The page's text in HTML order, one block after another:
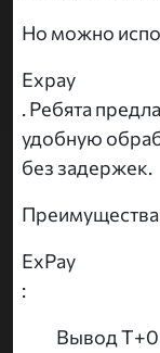
Но можно
Expay
. Ребята
удобную
без задержек.
Преимущества
ExPay
:
Вывод Т+0